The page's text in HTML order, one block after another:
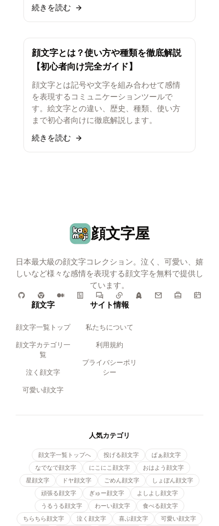
続きを読む
顔文字とは？使い方や種類を徹底解説
【初心者向け完全ガイド】
顔文字とは記号や文字を組み合わせて感情
を表現するコミュニケーションツールで
す。絵文字との違い、歴史、種類、使い方
まで初心者向けに徹底解説します。
続きを読む
顔文字屋
日本最大級の顔文字コレクション。泣く、可愛い、嬉
しいなど様々な感情を表現する顔文字を無料で提供し
ています。
顔文字
顔文字一覧トップ
顔文字カテゴリ一
覧
泣く顔文字
可愛い顔文字
サイト情報
私たちについて
利用規約
プライバシーポリ
シー
人気カテゴリ
顔文字一覧トップへ 投げる顔文字
ぱぁ顔文字
なでなで顔文字
にこにこ顔文字
おはよう顔文字
星顔文字
ドヤ顔文字 ごめん顔文字
しょぼん顔文字
頑張る顔文字
ぎゅー顔文字
よしよし顔文字
うるうる顔文字
わーい顔文字
食べる顔文字
ちらちら顔文字
泣く顔文字 喜ぶ顔文字 可愛い顔文字